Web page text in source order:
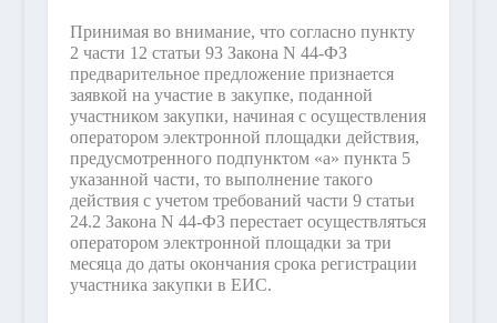
Принимая во внимание, что согласно пункту
2 части 12 статьи 93 Закона N 44-ФЗ
предварительное предложение признается
заявкой на участие в закупке, поданной
участником закупки, начиная с осуществления
оператором электронной площадки действия,
предусмотренного подпунктом «а» пункта 5
указанной части, то выполнение такого
действия с учетом требований части 9 статьи
24.2 Закона N 44-ФЗ перестает осуществляться
оператором электронной площадки за три
месяца до даты окончания срока регистрации
участника закупки в ЕИС.